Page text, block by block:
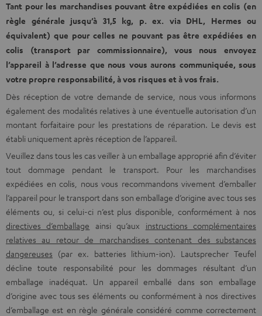
Tant pour les marchandises pouvant être expédiées en colis (en
règle générale jusqu’à 31,5 kg, p. ex. via DHL, Hermes ou
équivalent) que pour celles ne pouvant pas être expédiées en
colis (transport par commissionnaire), vous nous envoyez
l’appareil à l’adresse que nous vous aurons communiquée, sous
votre propre responsabilité, à vos risques et à vos frais.
Dès réception de votre demande de service, nous vous informons
également des modalités relatives à une éventuelle autorisation d’un
montant forfaitaire pour les prestations de réparation. Le devis est
établi uniquement après réception de l’appareil.
Veuillez dans tous les cas veiller à un emballage approprié afin d’éviter
tout dommage pendant le transport. Pour les marchandises
expédiées en colis, nous vous recommandons vivement d’emballer
l’appareil pour le transport dans son emballage d’origine avec tous ses
éléments ou, si celui-ci n’est plus disponible, conformément à nos
directives d’emballage ainsi qu’aux instructions complémentaires
relatives au retour de marchandises contenant des substances
dangereuses (par ex. batteries lithium-ion). Lautsprecher Teufel
décline toute responsabilité pour les dommages résultant d’un
emballage inadéquat. Un appareil emballé dans son emballage
d’origine avec tous ses éléments ou conformément à nos directives
d’emballage est en règle générale considéré comme correctement